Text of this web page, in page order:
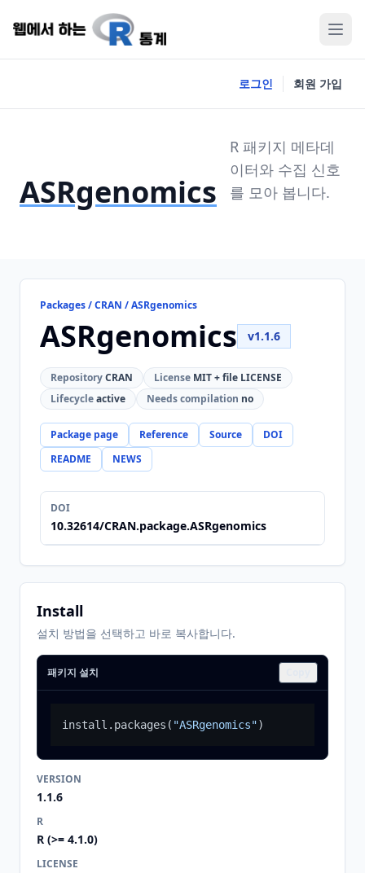
로그인 회원 가입
ASRgenomics
R 패키지 메타데
이터와 수집 신호
를 모아 봅니다.
Packages / CRAN / ASRgenomics
ASRgenomics v1.1.6
RepositoryCRAN License MIT + file LICENSE
Lifecycleactive Needs compilation no
Package page Reference Source
DOI
README
NEWS
DOI
10.32614/CRAN.package.ASRgenomics
Install
설치 방법을 선택하고 바로 복사합니다.
패키지 설치
install.packages ( "ASRgenomics")
VERSION
1.1.6
R
R (>= 4.1.0)
LICENSE